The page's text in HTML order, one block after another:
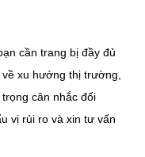
cần trang bị đầy đủ
xu hướng thị trường,
cân nhắc đối
vị rủi ro và xin tư vấn